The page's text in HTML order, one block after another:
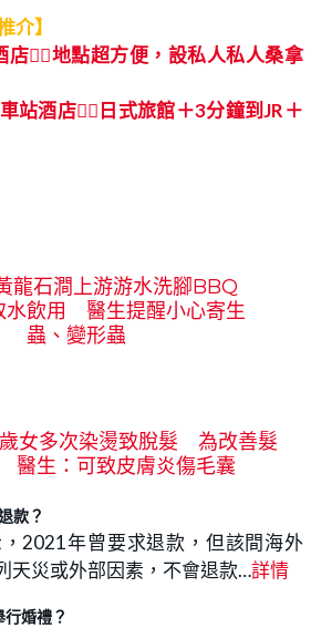
】
👍🏻地點超方便，設私人私人桑拿
站酒店👍🏻日式旅館＋3分鐘到JR＋
龍石澗上游游水洗腳BBQ
水飲用 醫生提醒小心寄生
蟲、變形蟲
女多次染燙致脫髮 為改善髮
醫生：可致皮膚炎傷毛囊
款？
2021年曾要求退款，但該間海外
天災或外部因素，不會退款…詳情
婚禮？